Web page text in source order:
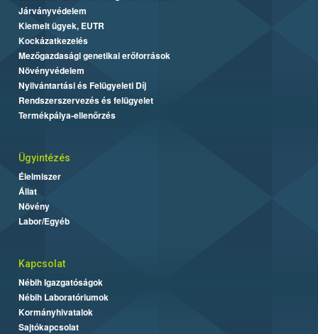
Járványvédelem
Kiemelt ügyek, EUTR
Kockázatkezelés
Mezőgazdasági genetikai erőforrások
Növényvédelem
Nyilvántartási és Felügyeleti Díj
Rendszerszervezés és felügyelet
Termékpálya-ellenőrzés
Ügyintézés
Élelmiszer
Állat
Növény
Labor/Egyéb
Kapcsolat
Nébih Igazgatóságok
Nébih Laboratóriumok
Kormányhivatalok
Sajtókapcsolat